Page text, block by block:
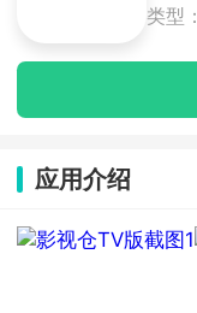
类型：
应用介绍